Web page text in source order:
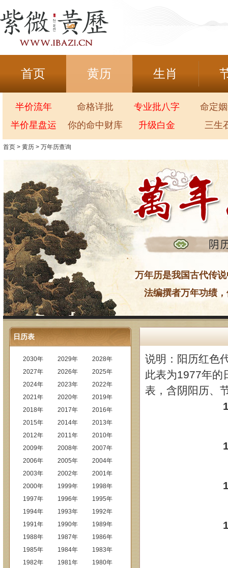
首页 黄历 生肖
半价流年 命格详批 专业批八字
命定
半价星盘运
你的命中财库 升级白金 三生
首页 > 黄历 > 万年历查询
万年历是我国古代传
法编撰者万年功绩
日历表
2030年 2029年
2028年
2027年
2026年
2025年
2024年
2023年
2022年
2021年
2020年
2019年
2018年
2017年
2016年
2015年
2014年
2013年
2012年
2011年
2010年
2009年
2008年
2007年
2006年
2005年
2004年
2003年
2002年
2001年
2000年
1999年
1998年
1997年
1996年
1995年
1994年
1993年
1992年
1991年
1990年
1989年
1988年
1987年
1986年
1985年
1984年
1983年
1982年
1981年
1980年
说明：阳历红色
此表为1977年的
表，含阴阳历、